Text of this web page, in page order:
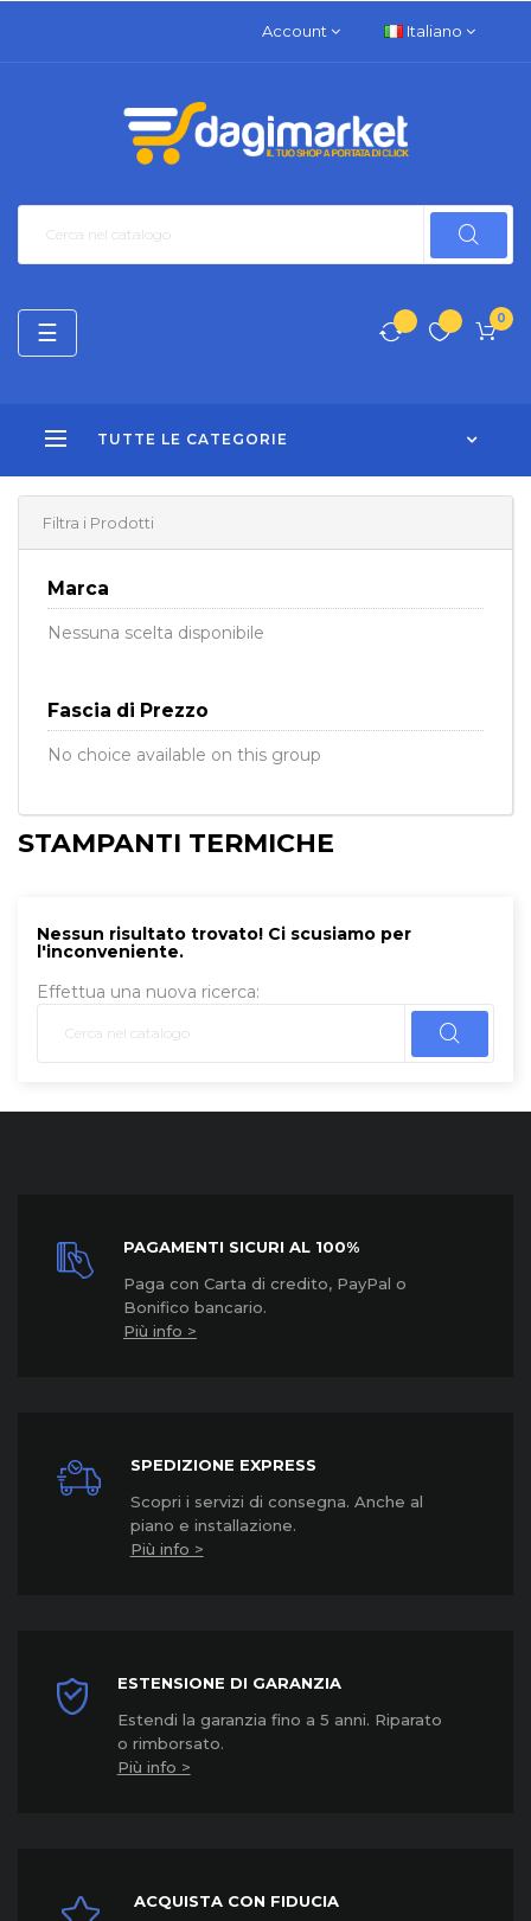
Account Italiano
0
TUTTE LE CATEGORIE
navigazione
Toggle
☰
Filtra i Prodotti
Marca
Nessuna scelta disponibile
Fascia di Prezzo
No choice available on this group
STAMPANTI TERMICHE
Nessun risultato trovato! Ci scusiamo per
l'inconveniente.
Effettua una nuova ricerca:
PAGAMENTI SICURI AL 100%
Paga con Carta di credito, PayPal o
Bonifico bancario.
Più info >
SPEDIZIONE EXPRESS
Scopri i servizi di consegna. Anche al
piano e installazione.
Più info >
ESTENSIONE DI GARANZIA
Estendi la garanzia fino a 5 anni. Riparato
o rimborsato.
Più info >
ACQUISTA CON FIDUCIA